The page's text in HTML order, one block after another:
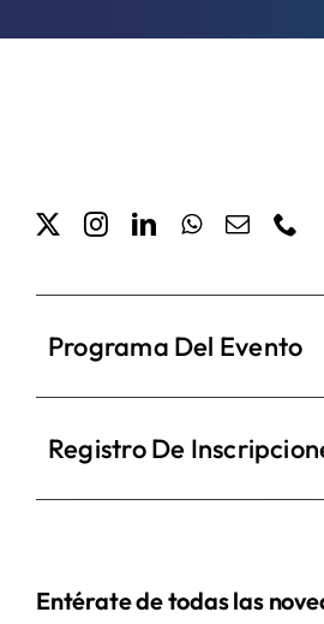
Programa Del Evento
Registro De
Entérate de todas las